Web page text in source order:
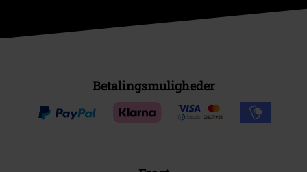
Betalingsmuligheder